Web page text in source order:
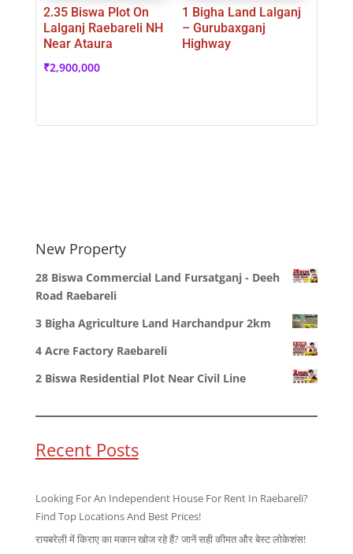
2.35 Biswa Plot On
Lalganj Raebareli NH
Near Ataura
₹2,900,000
1 Bigha Land Lalganj
– Gurubaxganj
Highway
New Property
28 Biswa Commercial Land Fursatganj - Deeh
Road Raebareli
3 Bigha Agriculture Land Harchandpur 2km
4 Acre Factory Raebareli
2 Biswa Residential Plot Near Civil Line
Recent Posts
Looking For An Independent House For Rent In Raebareli?
Find Top Locations And Best Prices!
रायबरेली में किराए का मकान खोज रहे हैं? जानें सही कीमत और बेस्ट लोकेशंस!